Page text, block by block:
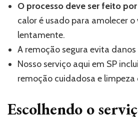
O processo deve ser feito
calor é usado para amolecer
lentamente.
A remoção segura evita
Nosso serviço aqui em SP
remoção cuidadosa e limpeza
Escolhendo o